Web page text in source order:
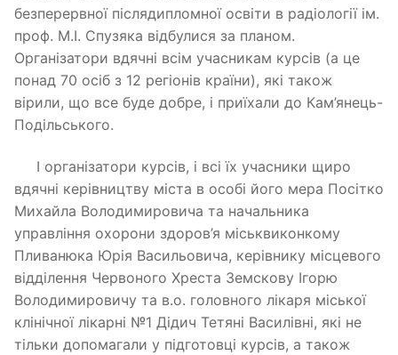
безперервної післядипломної освіти в радіології ім.
проф. М.І. Спузяка відбулися за планом.
Організатори вдячні всім учасникам курсів (а це
понад 70 осіб з 12 регіонів країни), які також
вірили, що все буде добре, і приїхали до Кам’янець-
Подільського.
І організатори курсів, і всі їх учасники щиро
вдячні керівництву міста в особі його мера Посітко
Михайла Володимировича та начальника
управління охорони здоров’я міськвиконкому
Пливанюка Юрія Васильовича, керівнику місцевого
відділення Червоного Хреста Земскову Ігорю
Володимировичу та в.о. головного лікаря міської
клінічної лікарні №1 Дідич Тетяні Василівні, які не
тільки допомагали у підготовці курсів, а також